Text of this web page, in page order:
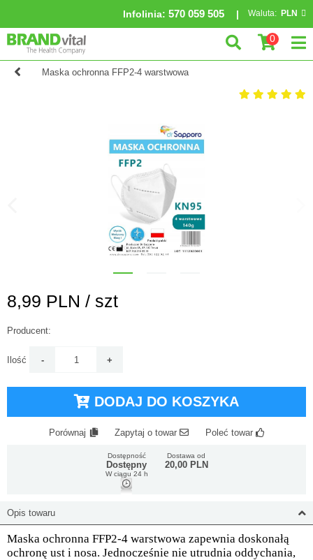
Infolinia: 570 059 505 Waluta: PLN
0
Maska ochronna FFP2-4 warstwowa
8,99 PLN / szt
Producent:
Ilość
DODAJ DO KOSZYKA
Porównaj Zapytaj o towar Poleć towar
Dostępność
Dostępny
W ciągu 24 h
Dostawa od
20,00 PLN
Opis towaru
Maska ochronna FFP2-4 warstwowa zapewnia doskonałą
ochronę ust i nosa. Jednocześnie nie utrudnia oddychania,